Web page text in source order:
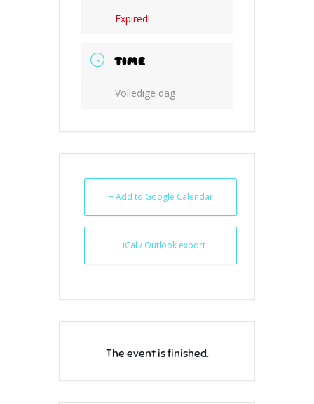
Expired!
TIME
Volledige dag
+ Add to Google Calendar
+ iCal / Outlook export
The event is finished.